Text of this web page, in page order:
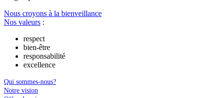
Nous croyons à la bienveillance
Nos valeurs :
respect
bien-être
responsabilité
excellence
Qui sommes-nous?
Notre vision